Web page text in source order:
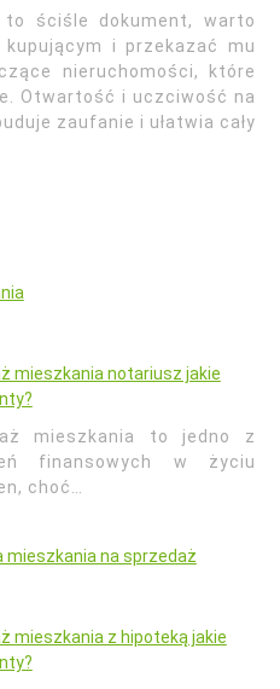
ściśle dokument, warto
i przekazać mu
nieruchomości, które
Otwartość i uczciwość na
zaufanie i ułatwia cały
mieszkania notariusz jakie
mieszkania to jedno z
finansowych w życiu
choć…
mieszkania na sprzedaż
mieszkania z hipoteką jakie